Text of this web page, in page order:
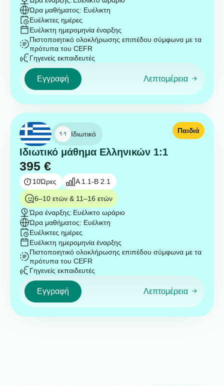
Ώρα μαθήματος: Ευέλικτη
Ευέλικτες ημέρες
Ευέλικτη ημερομηνία έναρξης
Πιστοποιητικό ολοκλήρωσης επιπέδου σύμφωνα με τα
πρότυπα του CEFR
Γηγενείς εκπαιδευτές
Εγγραφή Λεπτομέρεια
Ιδιωτικό
Ιδιωτικό μάθημα Ελληνικών 1:1
395 €
Παιδιά
10Ώρες A 1.1-B 2.1
6–10 ετών & 11–16 ετών
Ώρα έναρξης: Ευέλικτο ωράριο
Ώρα μαθήματος: Ευέλικτη
Ευέλικτες ημέρες
Ευέλικτη ημερομηνία έναρξης
Πιστοποιητικό ολοκλήρωσης επιπέδου σύμφωνα με τα
πρότυπα του CEFR
Γηγενείς εκπαιδευτές
Εγγραφή Λεπτομέρεια